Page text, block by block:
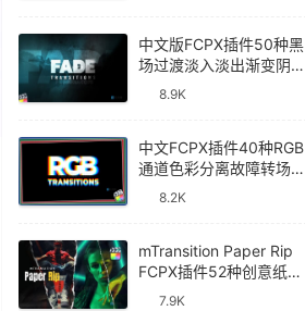
中文版FCPX插件50种黑
场过渡淡入淡出渐变阴影
视频转场Fade
8.9K
中文FCPX插件40种RGB
通道色彩分离故障转场过
渡RGB Transitions
8.2K
mTransition Paper Rip
FCPX插件52种创意纸张
撕裂动画过渡转场效果
7.9K